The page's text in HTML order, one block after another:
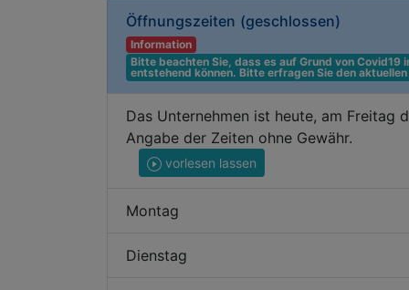
Öffnungszeiten (geschlossen)
Information
Bitte beachten Sie, dass es auf Grund von
entstehend können. Bitte erfragen Sie den
Das Unternehmen ist heute, am
Angabe der Zeiten ohne Gewähr.
vorlesen lassen
Montag
Dienstag